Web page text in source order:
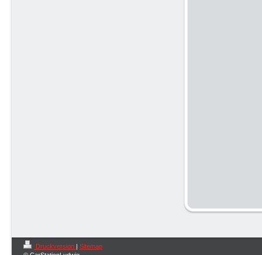
Druckversion | Sitemap